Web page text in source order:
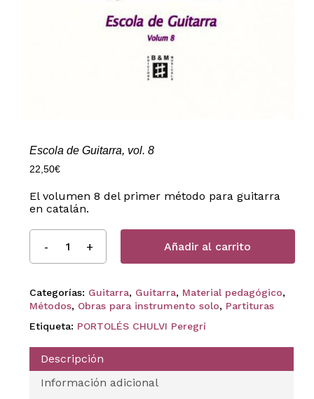
Escola de Guitarra, vol. 8
22,50€
El volumen 8 del primer método para guitarra
en catalán.
Añadir al carrito
Categorías: Guitarra, Guitarra, Material pedagógico,
Métodos, Obras para instrumento solo, Partituras
Etiqueta: PORTOLÉS CHULVI Peregrí
Descripción
Información adicional